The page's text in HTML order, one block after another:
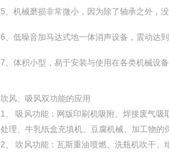
5、机械磨损非常微小，因为除了轴承之外，
6、低噪音加马达式地一体消声设备，震动达到
7、体积小型，易于安装与使用在各类机械设备
吹风、吸风双功能的应用
1、 吸风功能：网版印刷机吸附、焊接废气
处理、牛乳纸盒充填机、豆腐机械、加工物的
2、 吹风功能：瓦斯重油喷燃、洗瓶机吹干